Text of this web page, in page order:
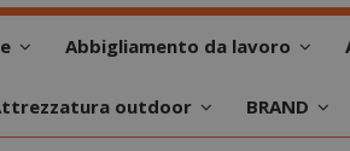
Abbigliamento da lavoro
outdoor BRAND